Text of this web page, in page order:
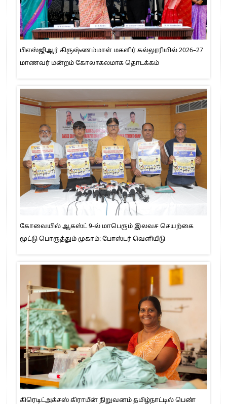
பிஎஸ்ஜிஆர் கிருஷ்ணம்மாள் மகளிர் கல்லூரியில் 2026–27
மாணவர் மன்றம் கோலாகலமாக தொடக்கம்
கோவையில் ஆகஸ்ட் 9-ல் மாபெரும் இலவச செயற்கை
மூட்டு பொருத்தும் முகாம்: போஸ்டர் வெளியீடு
கிரெடிட்அக்சஸ் கிராமீன் நிறுவனம் தமிழ்நாட்டில் பெண்